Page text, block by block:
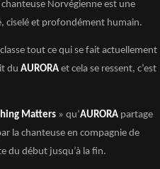
Norvégienne est une
ciselé et profondément humain.
tout ce qui se fait actuellement
du AURORA et cela se ressent, c’est
Matters » qu’AURORA partage
la chanteuse en compagnie de
du début jusqu’à la fin.